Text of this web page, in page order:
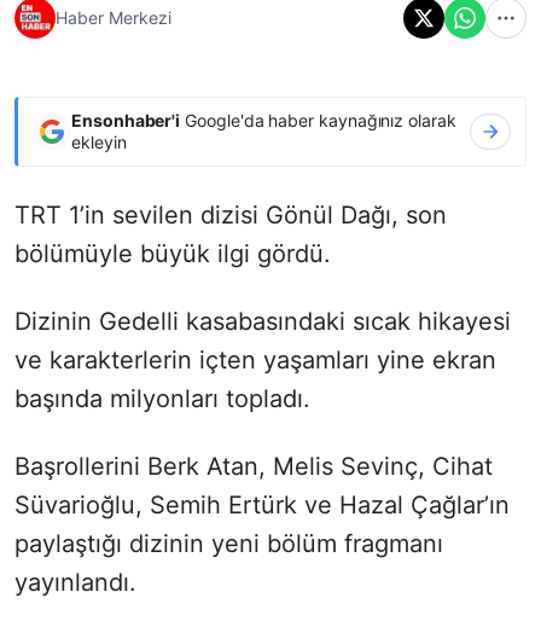
Haber Merkezi
Ensonhaber'i Google'da haber kaynağınız olarak
ekleyin
TRT 1’in sevilen dizisi Gönül Dağı, son
bölümüyle büyük ilgi gördü.
Dizinin Gedelli kasabasındaki sıcak hikayesi
ve karakterlerin içten yaşamları yine ekran
başında milyonları topladı.
Başrollerini Berk Atan, Melis Sevinç, Cihat
Süvarioğlu, Semih Ertürk ve Hazal Çağlar’ın
paylaştığı dizinin yeni bölüm fragmanı
yayınlandı.